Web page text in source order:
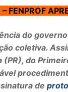
– FENPROF
do
coletiva.
(PR), do
de